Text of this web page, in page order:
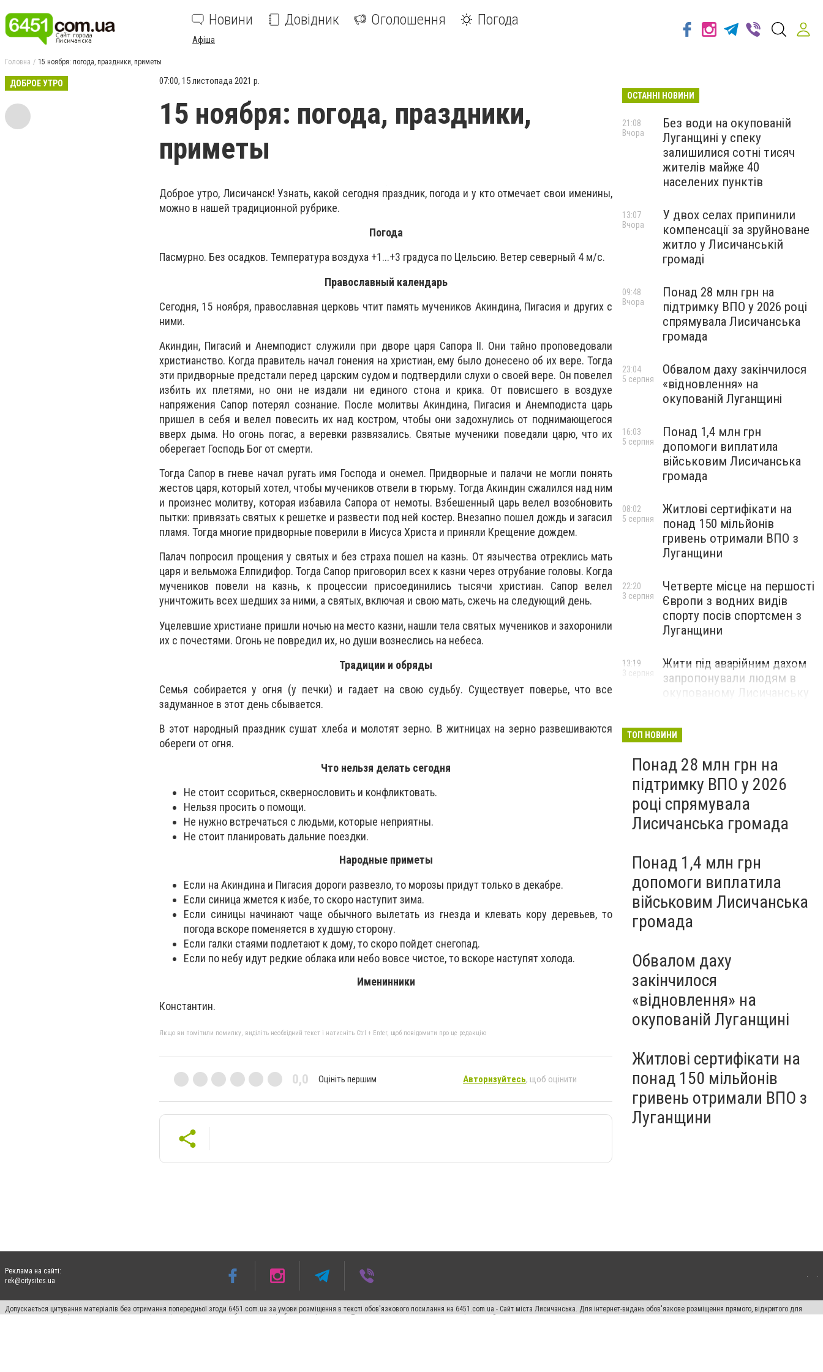
Новини Довідник Оголошення Погода
Афіша
Головна 15 ноября: погода, праздники, приметы
ДОБРОЕ УТРО 07:00, 15 листопада 2021 р.
15 ноября: погода, праздники,
приметы
Доброе утро, Лисичанск! Узнать, какой сегодня праздник, погода и у кто отмечает свои именины,
можно в нашей традиционной рубрике.
Погода
Пасмурно. Без осадков. Температура воздуха +1...+3 градуса по Цельсию. Ветер северный 4 м/с.
Православный календарь
Сегодня, 15 ноября, православная церковь чтит память мучеников Акиндина, Пигасия и других с
ними.
Акиндин, Пигасий и Анемподист служили при дворе царя Сапора II. Они тайно проповедовали
христианство. Когда правитель начал гонения на христиан, ему было донесено об их вере. Тогда
эти придворные предстали перед царским судом и подтвердили слухи о своей вере. Он повелел
избить их плетями, но они не издали ни единого стона и крика. От повисшего в воздухе
напряжения Сапор потерял сознание. После молитвы Акиндина, Пигасия и Анемподиста царь
пришел в себя и велел повесить их над костром, чтобы они задохнулись от поднимающегося
вверх дыма. Но огонь погас, а веревки развязались. Святые мученики поведали царю, что их
оберегает Господь Бог от смерти.
Тогда Сапор в гневе начал ругать имя Господа и онемел. Придворные и палачи не могли понять
жестов царя, который хотел, чтобы мучеников отвели в тюрьму. Тогда Акиндин сжалился над ним
и произнес молитву, которая избавила Сапора от немоты. Взбешенный царь велел возобновить
пытки: привязать святых к решетке и развести под ней костер. Внезапно пошел дождь и загасил
пламя. Тогда многие придворные поверили в Иисуса Христа и приняли Крещение дождем.
Палач попросил прощения у святых и без страха пошел на казнь. От язычества отреклись мать
царя и вельможа Елпидифор. Тогда Сапор приговорил всех к казни через отрубание головы. Когда
мучеников повели на казнь, к процессии присоединились тысячи христиан. Сапор велел
уничтожить всех шедших за ними, а святых, включая и свою мать, сжечь на следующий день.
Уцелевшие христиане пришли ночью на место казни, нашли тела святых мучеников и захоронили
их с почестями. Огонь не повредил их, но души вознеслись на небеса.
Традиции и обряды
Семья собирается у огня (у печки) и гадает на свою судьбу. Существует поверье, что все
задуманное в этот день сбывается.
В этот народный праздник сушат хлеба и молотят зерно. В житницах на зерно развешиваются
обереги от огня.
Что нельзя делать сегодня
Не стоит ссориться, сквернословить и конфликтовать.
Нельзя просить о помощи.
Не нужно встречаться с людьми, которые неприятны.
Не стоит планировать дальние поездки.
Народные приметы
Если на Акиндина и Пигасия дороги развезло, то морозы придут только в декабре.
Если синица жмется к избе, то скоро наступит зима.
Если синицы начинают чаще обычного вылетать из гнезда и клевать кору деревьев, то
погода вскоре поменяется в худшую сторону.
Если галки стаями подлетают к дому, то скоро пойдет снегопад.
Если по небу идут редкие облака или небо вовсе чистое, то вскоре наступят холода.
Именинники
Константин.
Якщо ви помітили помилку, виділіть необхідний текст і натисніть Ctrl + Enter, щоб повідомити про це редакцію
0,0 Оцініть першим Авторизуйтесь, щоб оцінити
ОСТАННІ НОВИНИ
Без води на окупованій
Луганщині у спеку
залишилися сотні тисяч
жителів майже 40
населених пунктів
21:08
Вчора
У двох селах припинили
компенсації за зруйноване
житло у Лисичанській
громаді
13:07
Вчора
Понад 28 млн грн на
підтримку ВПО у 2026 році
спрямувала Лисичанська
громада
09:48
Вчора
Обвалом даху закінчилося
«відновлення» на
окупованій Луганщині
23:04
5 серпня
Понад 1,4 млн грн
допомоги виплатила
військовим Лисичанська
громада
16:03
5 серпня
Житлові сертифікати на
понад 150 мільйонів
гривень отримали ВПО з
Луганщини
08:02
5 серпня
Четверте місце на першості
Європи з водних видів
спорту посів спортсмен з
Луганщини
22:20
3 серпня
Жити під аварійним дахом
запропонували людям в
окупованому Лисичанську
13:19
3 серпня
ТОП НОВИНИ
Понад 28 млн грн на
підтримку ВПО у 2026
році спрямувала
Лисичанська громада
Понад 1,4 млн грн
допомоги виплатила
військовим Лисичанська
громада
Обвалом даху
закінчилося
«відновлення» на
окупованій Луганщині
Житлові сертифікати на
понад 150 мільйонів
гривень отримали ВПО з
Луганщини
Реклама на сайті:
rek@citysites.ua
Допускається цитування матеріалів без отримання попередньої згоди 6451.com.ua за умови розміщення в тексті обов'язкового посилання на 6451.com.ua - Сайт міста Лисичанська. Для інтернет-видань обов'язкове розміщення прямого, відкритого для
пошукових систем гіперпосилання на цитовані статті не нижче другого абзацу в тексті або в якості джерела. Порушення виняткових прав переслідується Законом.